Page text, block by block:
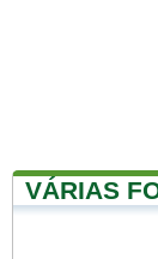
VÁRIAS